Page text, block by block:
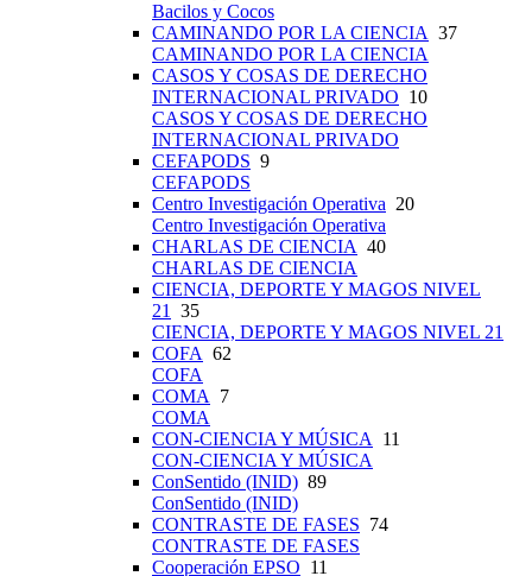
Bacilos y Cocos
CAMINANDO POR LA CIENCIA 37
CAMINANDO POR LA CIENCIA
CASOS Y COSAS DE DERECHO
INTERNACIONAL PRIVADO 10
CASOS Y COSAS DE DERECHO
INTERNACIONAL PRIVADO
CEFAPODS 9
CEFAPODS
Centro Investigación Operativa 20
Centro Investigación Operativa
CHARLAS DE CIENCIA 40
CHARLAS DE CIENCIA
CIENCIA, DEPORTE Y MAGOS NIVEL
21
35
CIENCIA, DEPORTE Y MAGOS NIVEL 21
COFA 62
COFA
COMA
7
COMA
CON-CIENCIA Y MÚSICA
11
CON-CIENCIA Y MÚSICA
ConSentido (INID) 89
ConSentido (INID)
CONTRASTE DE FASES 74
CONTRASTE DE FASES
Cooperación EPSO 11